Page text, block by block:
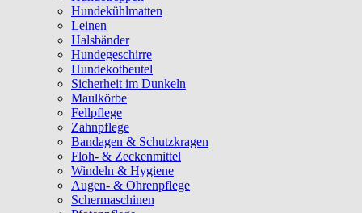
Hundekühlmatten
Leinen
Halsbänder
Hundegeschirre
Hundekotbeutel
Sicherheit im Dunkeln
Maulkörbe
Fellpflege
Zahnpflege
Bandagen & Schutzkragen
Floh- & Zeckenmittel
Windeln & Hygiene
Augen- & Ohrenpflege
Schermaschinen